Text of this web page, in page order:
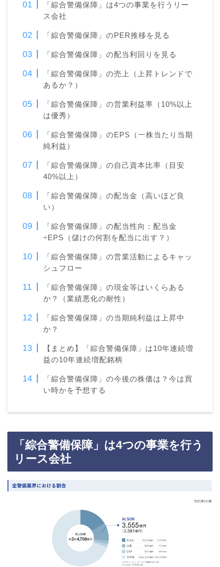
「綜合警備保障」は4つの事業を行うリー
ス会社
「綜合警備保障」のPER推移を見る
「綜合警備保障」の配当利回りを見る
「綜合警備保障」の売上（上昇トレンドで
あるか？）
「綜合警備保障」の営業利益率（10%以上
は優秀）
「綜合警備保障」のEPS（一株当たり当期
純利益）
「綜合警備保障」の自己資本比率（目安
40%以上）
「綜合警備保障」の配当金（高いほど良
い）
「綜合警備保障」の配当性向：配当金
÷EPS（儲けの何割を配当に出す？）
「綜合警備保障」の営業活動によるキャッ
シュフロー
「綜合警備保障」の現金等はいくらある
か？（業績悪化の耐性）
「綜合警備保障」の当期純利益は上昇中
か？
【まとめ】「綜合警備保障」は10年連続増
益の10年連続増配銘柄
「綜合警備保障」の今後の株価は？今は買
い時かを予想する
「綜合警備保障」は4つの事業を行う
リース会社